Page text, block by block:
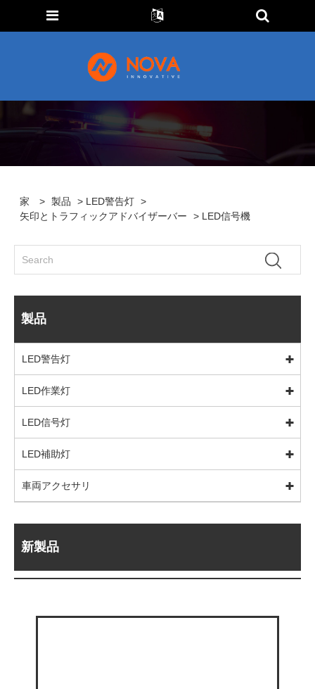
家 > 製品 > LED警告灯 >
矢印とトラフィックアドバイザーバー
> LED信号機
製品
LED警告灯
LED作業灯
LED信号灯
LED補助灯
車両アクセサリ
新製品